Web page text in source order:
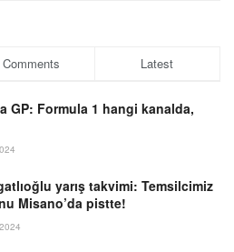
Comments Latest
GP: Formula 1 hangi kanalda,
yarış takvimi: Temsilcimiz
Misano’da pistte!